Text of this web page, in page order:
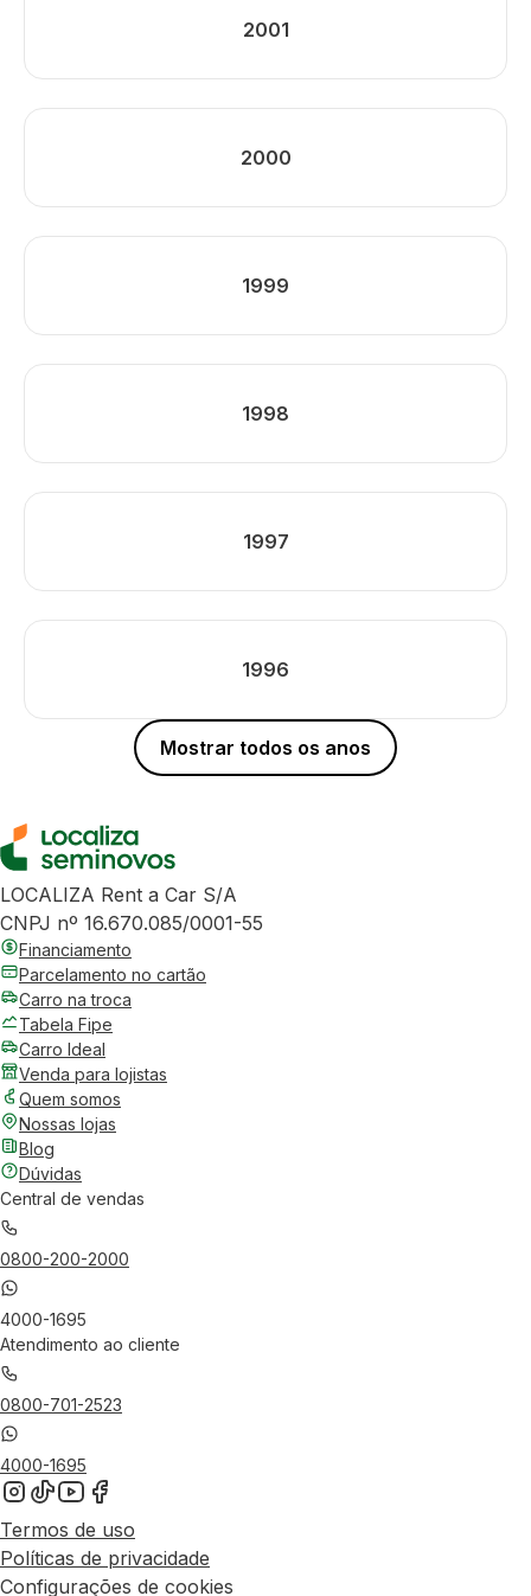
2001
2000
1999
1998
1997
1996
Mostrar todos os anos
LOCALIZA Rent a Car S/A
CNPJ nº 16.670.085/0001-55
Financiamento
Parcelamento no cartão
Carro na troca
Tabela Fipe
Carro Ideal
Venda para lojistas
Quem somos
Nossas lojas
Blog
Dúvidas
Central de vendas
0800-200-2000
4000-1695
Atendimento ao cliente
0800-701-2523
4000-1695
Termos de uso
Políticas de privacidade
Configurações de cookies